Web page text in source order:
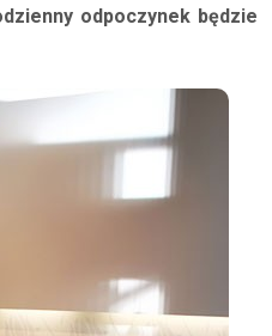
odpoczynek będzie